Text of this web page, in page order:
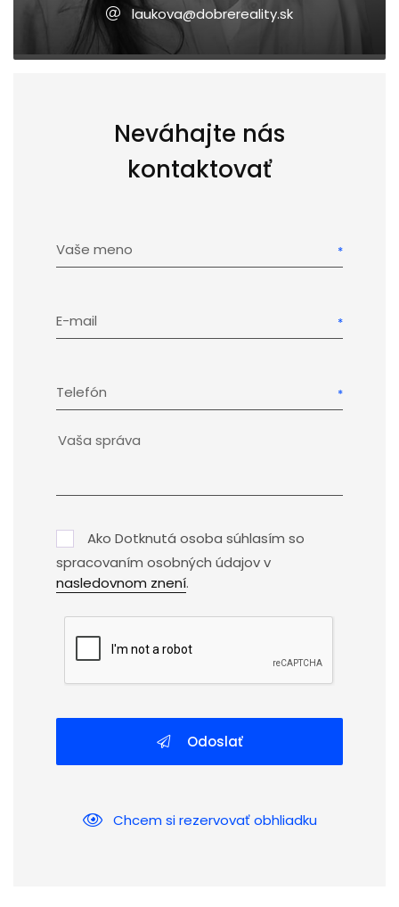
laukova@dobrereality.sk
Neváhajte nás
kontaktovať
Vaše meno
E-mail
Telefón
Ako Dotknutá osoba súhlasím so
spracovaním osobných údajov v
nasledovnom znení.
Odoslať
Chcem si rezervovať obhliadku